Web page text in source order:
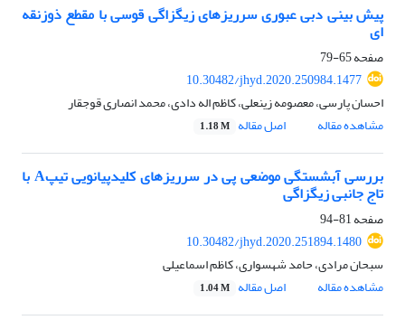
پیش بینی دبی عبوری سرریزهای زیگزاگی قوسی با مقطع ذوزنقه
ای
صفحه65-79
10.30482/jhyd.2020.250984.1477
احسان پارسی، معصومه زینعلی، کاظم اله دادی، محمد انصاری قوجقار
مشاهده مقاله
اصل مقاله 1.18 M
بررسی آبشستگی موضعی پی در سرریزهای کلیدپیانویی تیپA با
تاج جانبی زیگزاگی
صفحه81-94
10.30482/jhyd.2020.251894.1480
سبحان مرادی، حامد شهسواری، کاظم اسماعیلی
مشاهده مقاله
اصل مقاله 1.04 M